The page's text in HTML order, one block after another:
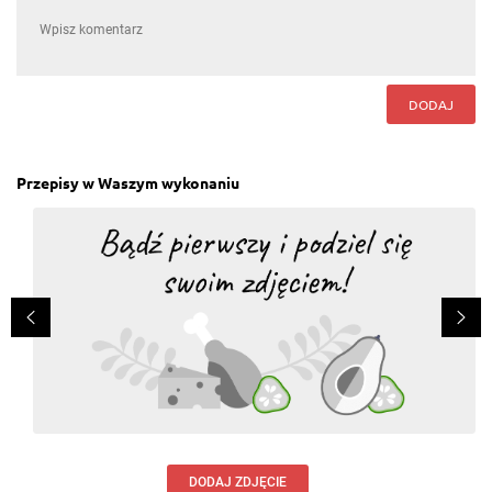
kalafior przygotowała mama, to z pewnością musiał
można zmieniać.
Karolina Pawłowska , 16.07.2016
potwierdzam! :-)
przepisy.pl , 15.07.2016
Jeśli smakuje - to najważniejsze ;) Sos koperkowy z
pewnością świetnie pasuje do tak przyrządzonego
DODAJ
Przepisy w Waszym wykonaniu
DODAJ ZDJĘCIE